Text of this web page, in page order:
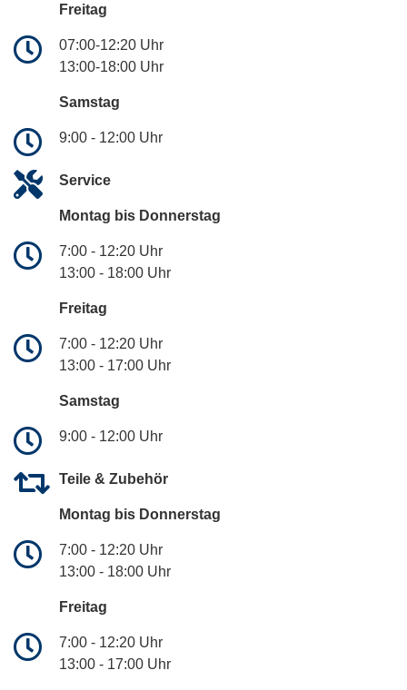
Freitag
07:00-12:20 Uhr
13:00-18:00 Uhr
Samstag
9:00 - 12:00 Uhr
Service
Montag bis Donnerstag
7:00 - 12:20 Uhr
13:00 - 18:00 Uhr
Freitag
7:00 - 12:20 Uhr
13:00 - 17:00 Uhr
Samstag
9:00 - 12:00 Uhr
Teile & Zubehör
Montag bis Donnerstag
7:00 - 12:20 Uhr
13:00 - 18:00 Uhr
Freitag
7:00 - 12:20 Uhr
13:00 - 17:00 Uhr